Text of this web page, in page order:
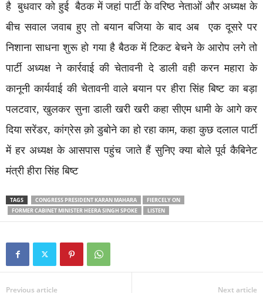
है बुधवार को हुई बैठक में जहां पार्टी के वरिष्ठ नेताओं और अध्यक्ष के
बीच सवाल जवाब हुए तो बयान बजिया के बाद अब एक दूसरे पर
निशाना साधना शुरू हो गया है बैठक में टिकट बेचने के आरोप लगे तो
पार्टी अध्यक्ष ने कार्रवाई की चेतावनी दे डाली वही करन महारा के
कानूनी कार्यवाई की चेतावनी वाले बयान पर हीरा सिंह बिष्ट का बड़ा
पलटवार, खुलकर सुना डाली खरी खरी कहा सीएम धामी के आगे कर
दिया सरेंडर, कांग्रेस क़ो डुबोने का हो रहा काम, कहा कुछ दलाल पार्टी
में हर अध्यक्ष के आसपास पहुंच जाते हैं सुनिए क्या बोले पूर्व कैबिनेट
मंत्री हीरा सिंह बिष्ट
TAGS CONGRESS PRESIDENT KARAN MAHARA
FIERCELY ON
FORMER CABINET MINISTER HEERA SINGH SPOKE
LISTEN
Previous article Next article